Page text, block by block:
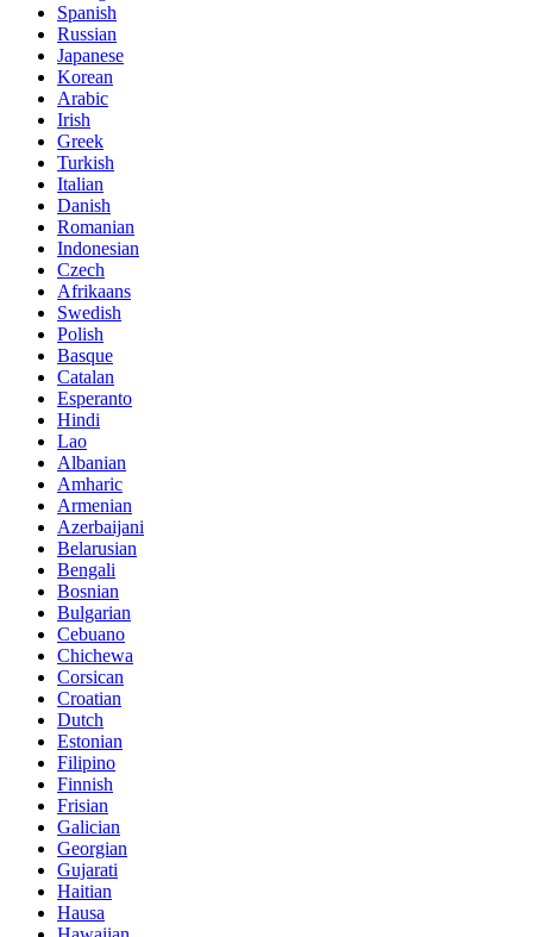
Spanish
Russian
Japanese
Korean
Arabic
Irish
Greek
Turkish
Italian
Danish
Romanian
Indonesian
Czech
Afrikaans
Swedish
Polish
Basque
Catalan
Esperanto
Hindi
Lao
Albanian
Amharic
Armenian
Azerbaijani
Belarusian
Bengali
Bosnian
Bulgarian
Cebuano
Chichewa
Corsican
Croatian
Dutch
Estonian
Filipino
Finnish
Frisian
Galician
Georgian
Gujarati
Haitian
Hausa